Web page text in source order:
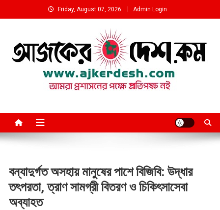
to
Friday, August 07, 2026 Admin Login
বন্যাদুর্গত অসহায় মানুষের পাশে বিজিবি: উদ্ধার
তৎপরতা, ত্রাণ সামগ্রী বিতরণ ও চিকিৎসাসেবা
অব্যাহত